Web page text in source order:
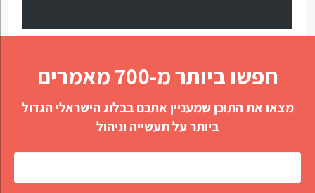
חפשו ביותר מ-700 מאמרים
מצאו את התוכן שמעניין אתכם בבלוג הישראלי הגדול
ביותר על תעשייה וניהול